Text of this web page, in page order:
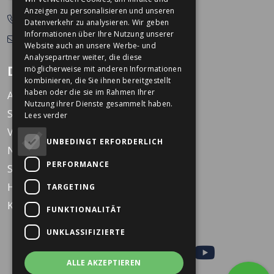
0478-532166
info@dekkerstweewielers.nl
Dekkers Zweiräder
Arbeiten bei Dekkers
Standorte
Veranstaltungen
Nachrichten
Service
Häufig gestellte Fragen
KARO Schulfahrrad
Anzeigen zu personalisieren und unseren
Datenverkehr zu analysieren. Wir geben
Informationen über Ihre Nutzung unserer
Website auch an unsere Werbe- und
Analysepartner weiter, die diese
möglicherweise mit anderen Informationen
kombinieren, die Sie ihnen bereitgestellt
haben oder die sie im Rahmen Ihrer
Nutzung ihrer Dienste gesammelt haben.
Lees verder
UNBEDINGT ERFORDERLICH
PERFORMANCE
TARGETING
FUNKTIONALITÄT
UNKLASSIFIZIERTE
ALLE AKZEPTIEREN